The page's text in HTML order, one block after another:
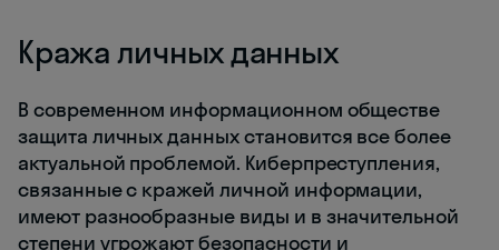
Кража личных данных
В современном информационном обществе
защита личных данных становится все более
актуальной проблемой. Киберпреступления,
связанные с кражей личной информации,
имеют разнообразные виды и в значительной
степени угрожают безопасности и